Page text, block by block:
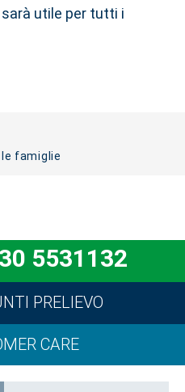
utile per tutti i
famiglie
5531132
PRELIEVO
CARE